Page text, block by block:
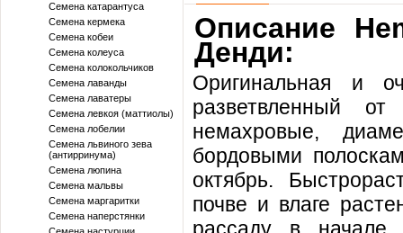
Семена катарантуса
Семена кермека
Семена кобеи
Семена колеуса
Семена колокольчиков
Семена лаванды
Семена лаватеры
Семена левкоя (маттиолы)
Семена лобелии
Семена львиного зева
(антирринума)
Семена люпина
Семена мальвы
Семена маргаритки
Семена наперстянки
Описание
Денди:
Оригинальная и
разветвленный
немахровые,
бордовыми
октябрь.
почве и влаге